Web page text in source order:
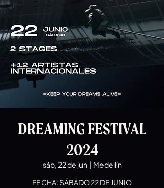
DREAMING FESTIVAL
2024
sáb, 22 de jun
  |
Medellín
FECHA: SÁBADO 22 DE JUNIO